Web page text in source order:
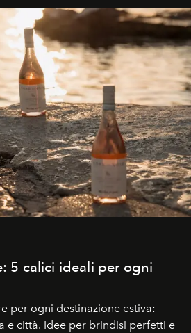
5 calici ideali per ogni
per ogni destinazione estiva:
e città. Idee per brindisi perfetti e